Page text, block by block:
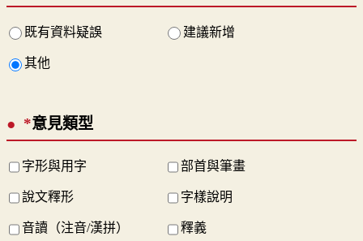
既有資料疑誤 建議新增
其他
*意見類型
字形與用字 部首與筆畫
說文釋形 字樣說明
音讀（注音/漢拼） 釋義